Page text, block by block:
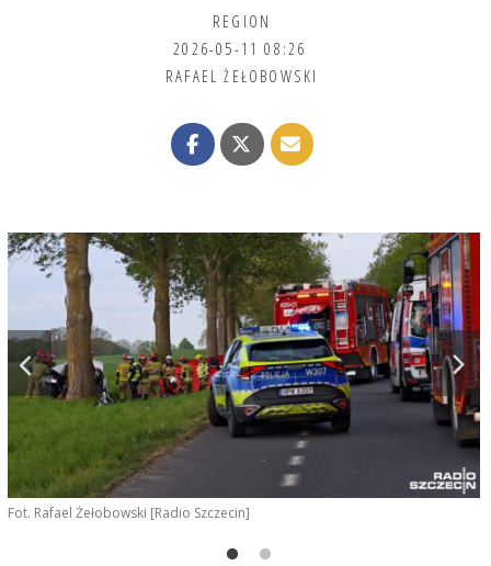
REGION
2026-05-11 08:26
RAFAEL ŻEŁOBOWSKI
Fot. Rafael Żełobowski [Radio Szczecin]